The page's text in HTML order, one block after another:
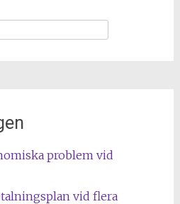
problem vid
vid flera